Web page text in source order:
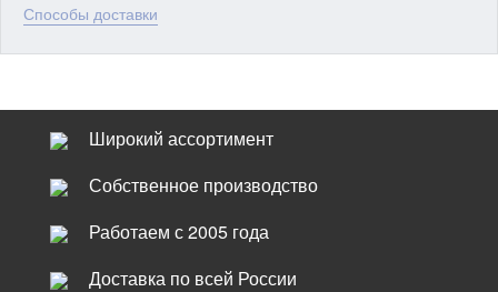
Способы доставки
Широкий ассортимент
Собственное производство
Работаем с 2005 года
Доставка по всей России